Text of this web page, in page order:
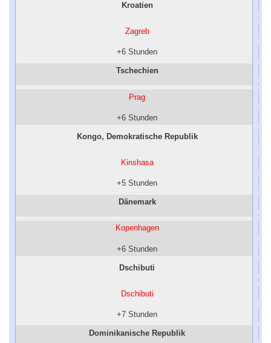
Kroatien
Zagreb
+6 Stunden
Tschechien
Prag
+6 Stunden
Kongo, Demokratische Republik
Kinshasa
+5 Stunden
Dänemark
Kopenhagen
+6 Stunden
Dschibuti
Dschibuti
+7 Stunden
Dominikanische Republik